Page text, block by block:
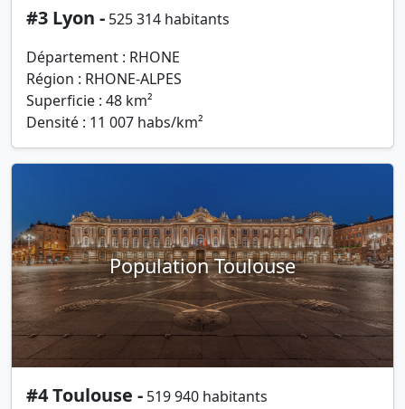
#3 Lyon - 525 314 habitants
Département : RHONE
Région : RHONE-ALPES
Superficie : 48 km²
Densité : 11 007 habs/km²
Population Toulouse
#4 Toulouse - 519 940 habitants